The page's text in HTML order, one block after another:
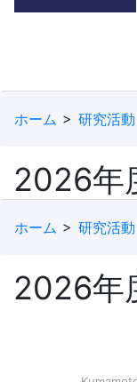
ホーム 研究活動
2026年
ホーム 研究活動
2026年